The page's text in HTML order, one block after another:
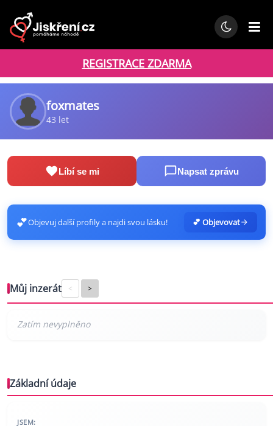
REGISTRACE ZDARMA
foxmates
43 let
Líbí se mi Napsat zprávu
💕Objevuj další profily a najdi svou lásku! 💕 Objevovat
Můj inzerát < >
Základní údaje
JSEM: